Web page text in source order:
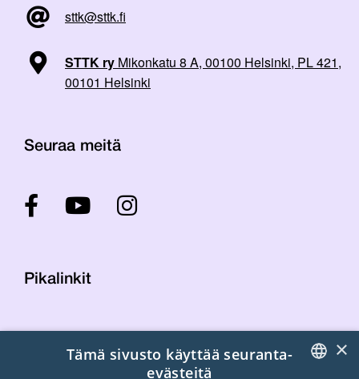
sttk@sttk.fi
STTK ry Mikonkatu 8 A, 00100 Helsinki, PL 421,
00101 Helsinki
Seuraa meitä
Pikalinkit
Laskutustiedot
×
Tämä sivusto käyttää seuranta-
evästeitä